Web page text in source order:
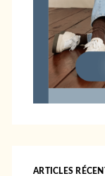
ARTICLES